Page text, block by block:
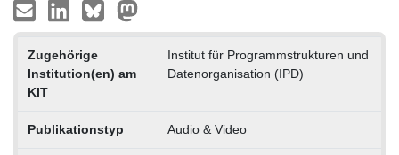
Zugehörige
Institution(en) am
KIT
Institut für Programmstrukturen und
Datenorganisation (IPD)
Publikationstyp Audio & Video